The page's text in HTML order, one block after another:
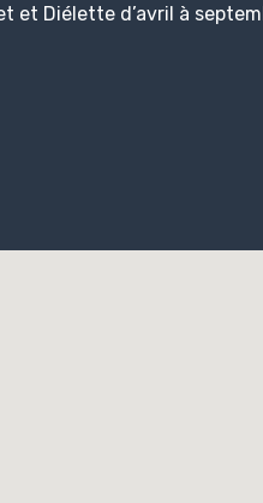
et Diélette d’avril à